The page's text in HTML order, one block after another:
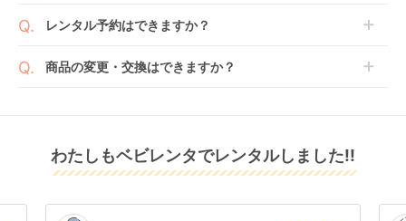
場合や、在庫切れによりご注文をキャンセルさせてい
い。
※万が一キャンセルとなった場合には、代金は全額ご
てお届けしております。そのため、小さなキズや使用
感はございますが、故障や大きなキズ、シミなどのリ
す。
詳しくはこちらをご確認ください。
※空港への配達はご対応できかねますのであらかじめ
レンタル予約はできますか？
可能ですので、商品のご注文時にご希望のお日にちに
商品の変更・交換はできますか？
また、レンタル期間の変更も商品発送前であれば変更
可能です。
い。
わたしもベビレンタでレンタルしました!!